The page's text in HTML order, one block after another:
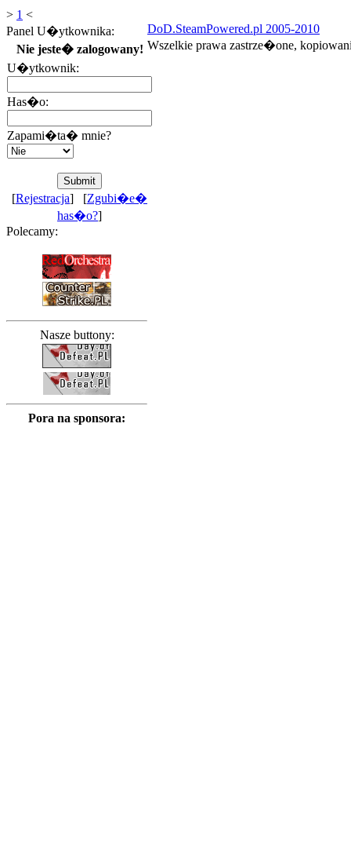
> 1 <
Panel U�ytkownika:
Nie jeste� zalogowany!
U�ytkownik:
Has�o:
Zapami�ta� mnie?
[Rejestracja] [Zgubi�e�
has�o?]
Polecamy:
Nasze buttony:
Pora na sponsora:
DoD.SteamPowered.pl 2005-2010
Wszelkie prawa zastrze�one,